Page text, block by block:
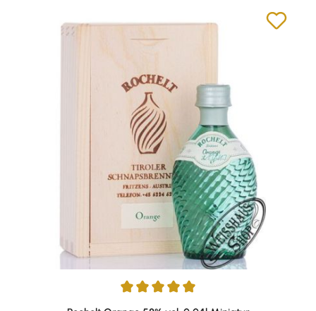
Durchschnittliche Bewertung von 5 von 5 Sternen